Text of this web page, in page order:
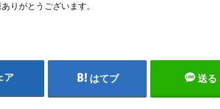
りがとうございます。
ア はてブ 送る